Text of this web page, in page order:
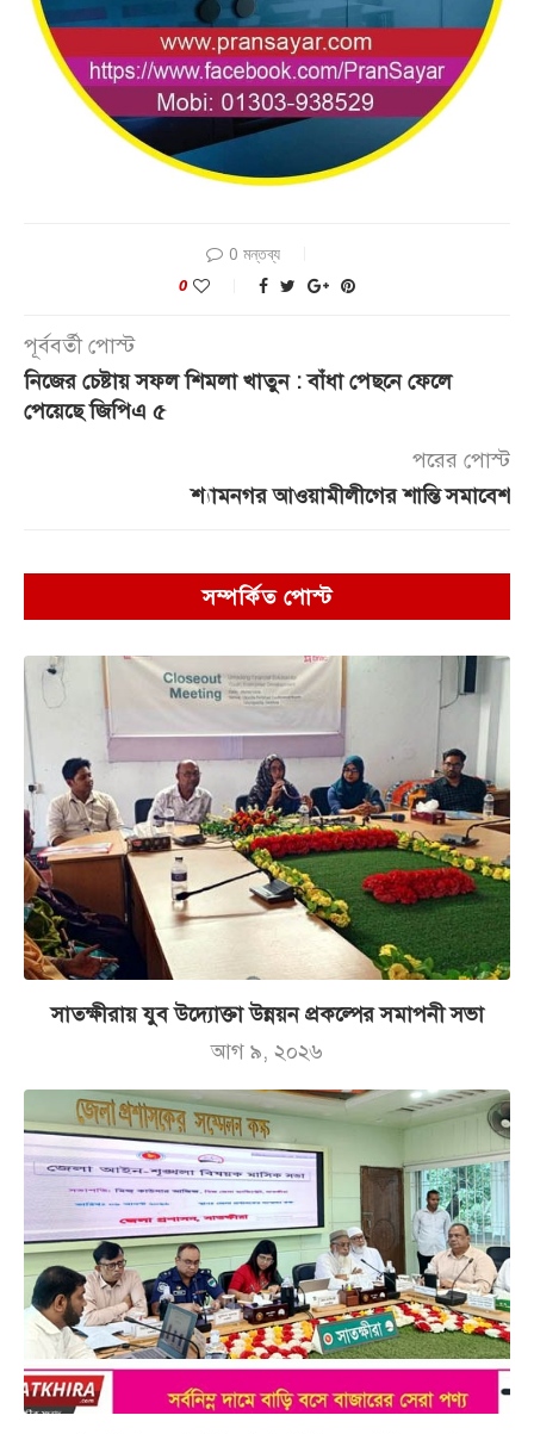
0 মন্তব্য
0
পূর্ববর্তী পোস্ট
নিজের চেষ্টায় সফল শিমলা খাতুন : বাঁধা পেছনে ফেলে
পেয়েছে জিপিএ ৫
পরের পোস্ট
শ্যামনগর আওয়ামীলীগের শান্তি সমাবেশ
সম্পর্কিত পোস্ট
সাতক্ষীরায় যুব উদ্যোক্তা উন্নয়ন প্রকল্পের সমাপনী সভা
আগ ৯, ২০২৬